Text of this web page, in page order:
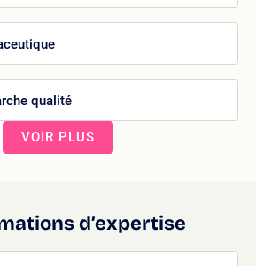
qualité
VOIR PLUS
d’expertise